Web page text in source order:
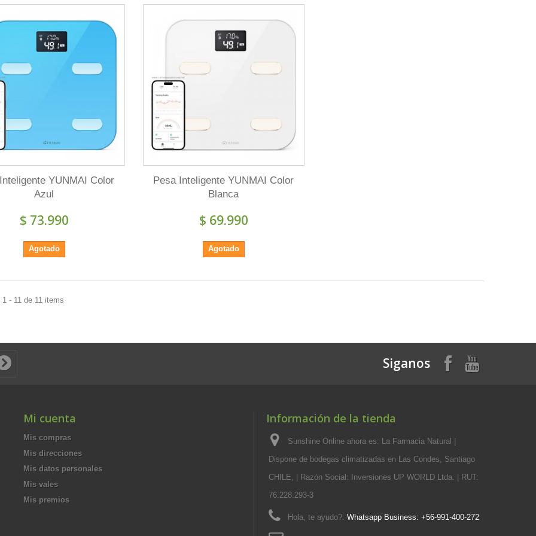
YUNMAI Color
Azul
$ 73.990
Agotado
Pesa Inteligente YUNMAI Color
Blanca
$ 69.990
Agotado
- 11 de 11 items
Siganos
Mi cuenta
Mis compras
Mis direcciones
Mis datos personales
Mis vales
Mis premios
Información de la tienda
Sunshine Online ahora es: La Farmacia Natural |
Dispone de bodegas climatizadas en Las Condes, Santiago
CHILE, | Razón Social: Inversiones UP WORLD Ltda. | RUT:
76.228.293-3
Hola, te ayudo?: Whatsapp Business: +56-991-400-272